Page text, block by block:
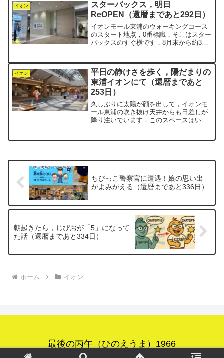
だけでした．まぁ，そりゃ...
イオン
スターバックス，明日
ReOPEN（還暦まであと292日）
イオンモール東浦のウォーキングコース
のスタート地点，0番標識．そこはスター
バックスのすぐ横です．8月末から約3週
ョップの前を7回通ることになります．ど
んなお店があ...
イオン
平日の静けさを歩く，陽だまりの
東浦イオンにて（還暦まであと
253日）
久しぶりに太陽が顔を出して，イオンモ
ール東浦の吹き抜け天井からも日差しが
降り注いでいます．このスペースはいつ
ちびっこ警察官に遭遇！娘の思い出
がよみがえる（還暦まであと336日）
朝起きたら，じぴおが「5」になって
た話（還暦まであと334日）
ホーム イオン
最後の丙午（ひのえうま）1966